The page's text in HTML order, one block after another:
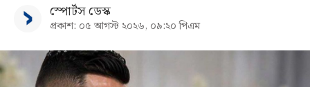
স্পোর্টস ডেস্ক
প্রকাশ: ০৫ আগস্ট ২০২৬, ০৯:২০ পিএম